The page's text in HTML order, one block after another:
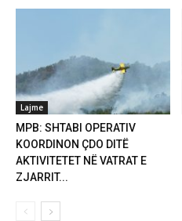
Lajme
MPB: SHTABI OPERATIV
KOORDINON ÇDO DITË
AKTIVITETET NË VATRAT E
ZJARRIT...